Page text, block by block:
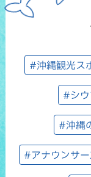
#沖縄観光ス
#シウ
#沖縄
#アナウンサー